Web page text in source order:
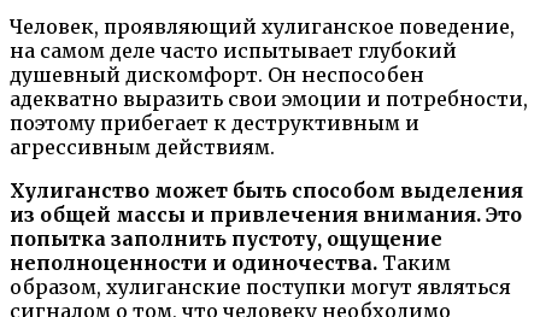
Человек, проявляющий хулиганское поведение,
на самом деле часто испытывает глубокий
душевный дискомфорт. Он неспособен
адекватно выразить свои эмоции и потребности,
поэтому прибегает к деструктивным и
агрессивным действиям.
Хулиганство может быть способом выделения
из общей массы и привлечения внимания. Это
попытка заполнить пустоту, ощущение
неполноценности и одиночества. Таким
образом, хулиганские поступки могут являться
сигналом о том, что человеку необходимо